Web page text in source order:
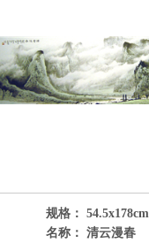
规格： 54.5x178cm
名称： 清云漫春